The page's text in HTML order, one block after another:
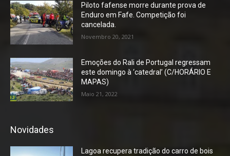
Piloto fafense morre durante prova de
Enduro em Fafe. Competição foi
cancelada.
Novembro 20, 2021
Emoções do Rali de Portugal regressam
este domingo à ‘catedral’ (C/HORÁRIO E
MAPAS)
Maio 21, 2022
Novidades
Lagoa recupera tradição do carro de bois